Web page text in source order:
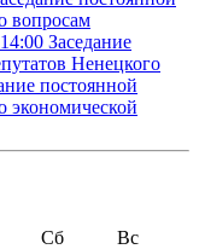
вопросам
Заседание
Ненецкого
постоянной
экономической
Сб Вс